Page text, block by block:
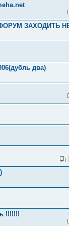
ЗАХОДИТЬ
два)
!!!!!!!